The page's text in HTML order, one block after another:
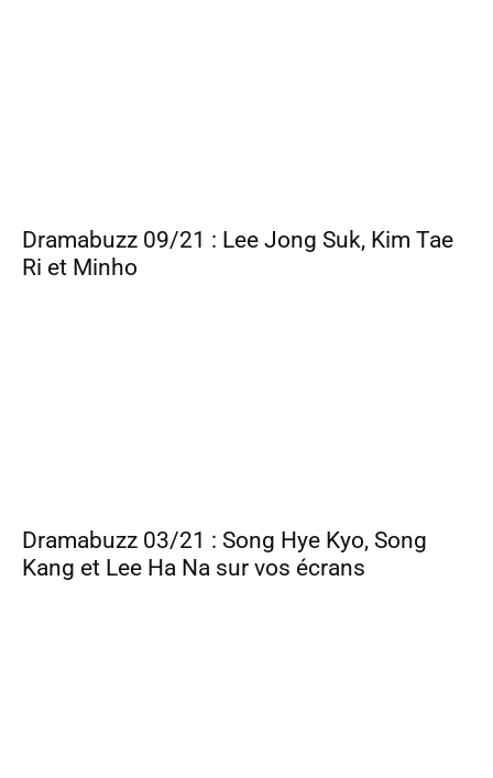
Dramabuzz 09/21 : Lee Jong Suk, Kim Tae
Ri et Minho
Dramabuzz 03/21 : Song Hye Kyo, Song
Kang et Lee Ha Na sur vos écrans